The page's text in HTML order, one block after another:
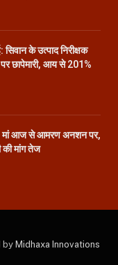
सिवान के उत्पाद निरीक्षक
छापेमारी, आय से 201%
मां आज से आमरण अनशन पर,
की मांग तेज
by Midhaxa Innovations